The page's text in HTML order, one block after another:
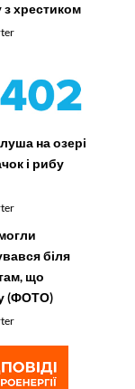
з хрестиком
на озері
і рибу
біля
що
(ФОТО)